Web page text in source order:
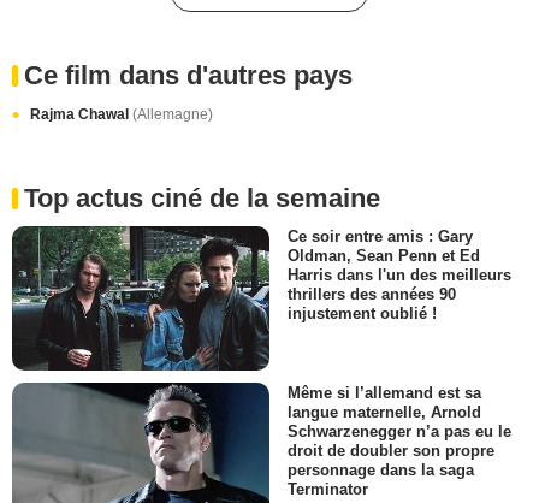
Ce film dans d'autres pays
Rajma Chawal (Allemagne)
Top actus ciné de la semaine
Ce soir entre amis : Gary
Oldman, Sean Penn et Ed
Harris dans l'un des meilleurs
thrillers des années 90
injustement oublié !
Même si l’allemand est sa
langue maternelle, Arnold
Schwarzenegger n’a pas eu le
droit de doubler son propre
personnage dans la saga
Terminator